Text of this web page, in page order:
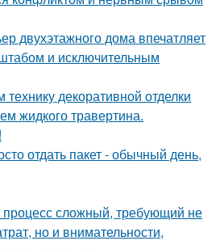
двухэтажного дома впечатляет
и исключительным
декоративной отделки
жидкого травертина.
отдать пакет - обычный день,
процесс сложный, требующий не
но и внимательности,